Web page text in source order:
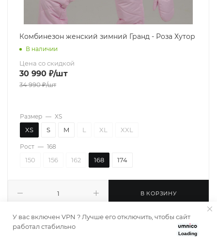
Комбинезон женский зимний Гранд - Роза Хутор
В наличии
Цена со скидкой
30 990 ₽/шт
34 990₽/шт
В КОРЗИНУ
Размер — XS
XS S M L XL XXL
Рост — 168
150 156 162 168 174
Loading
У вас включен VPN ? Лучше его отключить, чтобы сайт
работал стабильно